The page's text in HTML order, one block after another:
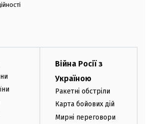
Війна Росії з
Україною
Ракетні обстріли
Карта бойових дій
Мирні переговори